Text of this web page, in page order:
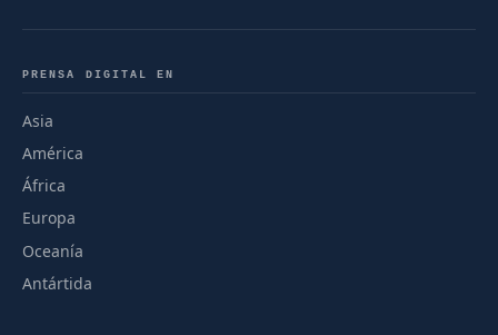
PRENSA DIGITAL EN
Asia
América
África
Europa
Oceanía
Antártida